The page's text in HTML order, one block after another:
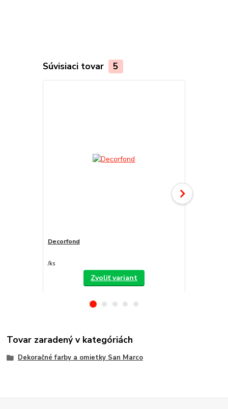
Súvisiaci tovar 5
Decorfond
/ks
Zvoliť variant
Tovar zaradený v kategóriách
Dekoračné farby a omietky San Marco